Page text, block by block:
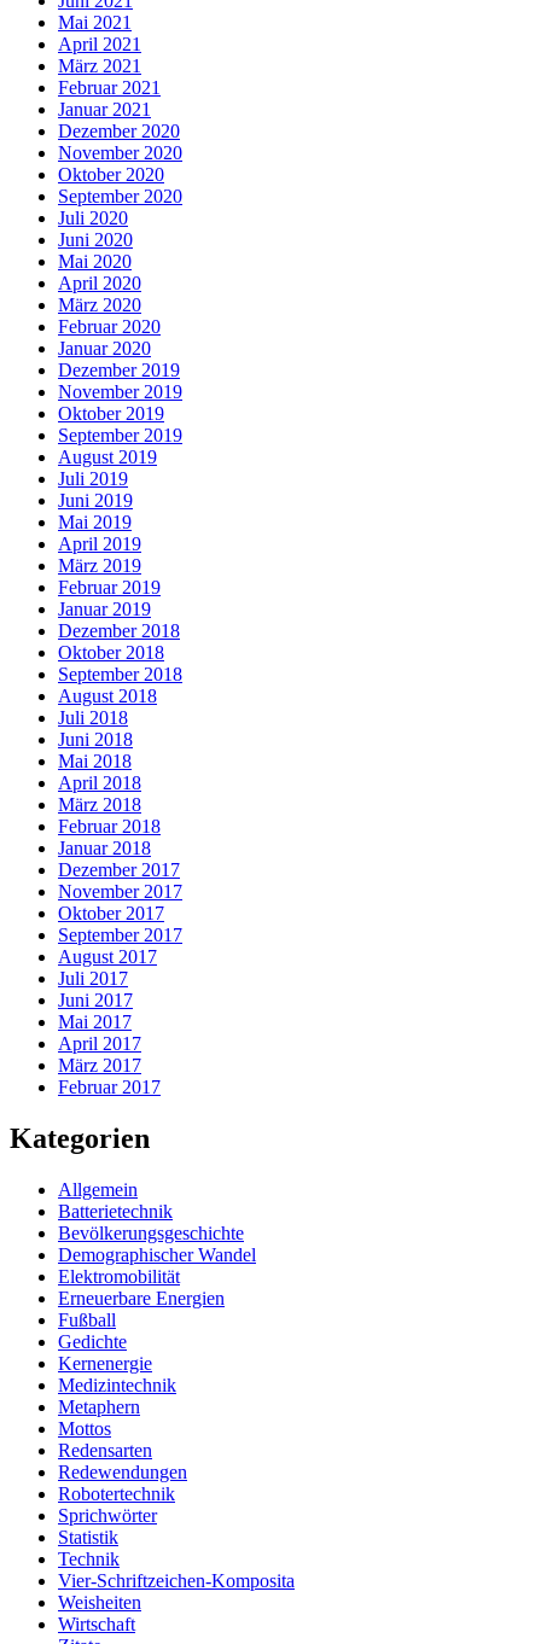
Mai 2021
April 2021
März 2021
Februar 2021
Januar 2021
Dezember 2020
November 2020
Oktober 2020
September 2020
Juli 2020
Juni 2020
Mai 2020
April 2020
März 2020
Februar 2020
Januar 2020
Dezember 2019
November 2019
Oktober 2019
September 2019
August 2019
Juli 2019
Juni 2019
Mai 2019
April 2019
März 2019
Februar 2019
Januar 2019
Dezember 2018
Oktober 2018
September 2018
August 2018
Juli 2018
Juni 2018
Mai 2018
April 2018
März 2018
Februar 2018
Januar 2018
Dezember 2017
November 2017
Oktober 2017
September 2017
August 2017
Juli 2017
Juni 2017
Mai 2017
April 2017
März 2017
Februar 2017
Kategorien
Allgemein
Batterietechnik
Bevölkerungsgeschichte
Demographischer Wandel
Elektromobilität
Erneuerbare Energien
Fußball
Gedichte
Kernenergie
Medizintechnik
Metaphern
Mottos
Redensarten
Redewendungen
Robotertechnik
Sprichwörter
Statistik
Technik
Vier-Schriftzeichen-Komposita
Weisheiten
Wirtschaft